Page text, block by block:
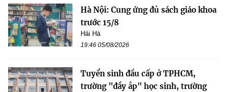
Hà Nội: Cung ứng đủ sách giáo khoa
trước 15/8
Hải Hà
19:46 05/08/2026
Tuyển sinh đầu cấp ở TPHCM,
trường "đầy ắp" học sinh, trường